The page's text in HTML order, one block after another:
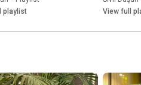
playlist
View full